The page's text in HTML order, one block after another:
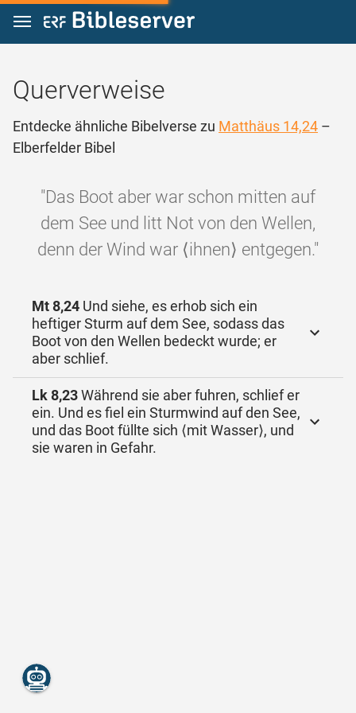
Zum Inhalt springen
Querverweise
Entdecke ähnliche Bibelverse zu Matthäus 14,24 –
Elberfelder Bibel
"Das Boot aber war schon mitten auf
dem See und litt Not von den Wellen,
denn der Wind war ⟨ihnen⟩ entgegen."
Mt 8,24 Und siehe, es erhob sich ein
heftiger Sturm auf dem See, sodass das
Boot von den Wellen bedeckt wurde; er
aber schlief.
Lk 8,23Während sie aber fuhren, schlief er
ein. Und es fiel ein Sturmwind auf den See,
und das Boot füllte sich ⟨mit Wasser⟩, und
sie waren in Gefahr.